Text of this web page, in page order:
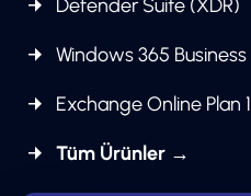
Defender Suite (XDR)
Windows 365 Business
Exchange Online Plan 1
Tüm Ürünler →